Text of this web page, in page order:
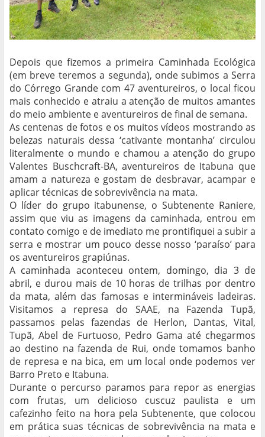
Depois que fizemos a primeira Caminhada Ecológica
(em breve teremos a segunda), onde subimos a Serra
do Córrego Grande com 47 aventureiros, o local ficou
mais conhecido e atraiu a atenção de muitos amantes
do meio ambiente e aventureiros de final de semana.
As centenas de fotos e os muitos vídeos mostrando as
belezas naturais dessa ‘cativante montanha’ circulou
literalmente o mundo e chamou a atenção do grupo
Valentes Buschcraft-BA, aventureiros de Itabuna que
amam a natureza e gostam de desbravar, acampar e
aplicar técnicas de sobrevivência na mata.
O líder do grupo itabunense, o Subtenente Raniere,
assim que viu as imagens da caminhada, entrou em
contato comigo e de imediato me prontifiquei a subir a
serra e mostrar um pouco desse nosso ‘paraíso’ para
os aventureiros grapiúnas.
A caminhada aconteceu ontem, domingo, dia 3 de
abril, e durou mais de 10 horas de trilhas por dentro
da mata, além das famosas e intermináveis ladeiras.
Visitamos a represa do SAAE, na Fazenda Tupã,
passamos pelas fazendas de Herlon, Dantas, Vital,
Tupã, Abel de Furtuoso, Pedro Gama até chegarmos
ao destino na fazenda de Rui, onde tomamos banho
de represa e na bica, em um local onde podemos ver
Barro Preto e Itabuna.
Durante o percurso paramos para repor as energias
com frutas, um delicioso cuscuz paulista e um
cafezinho feito na hora pela Subtenente, que colocou
em prática suas técnicas de sobrevivência na mata e